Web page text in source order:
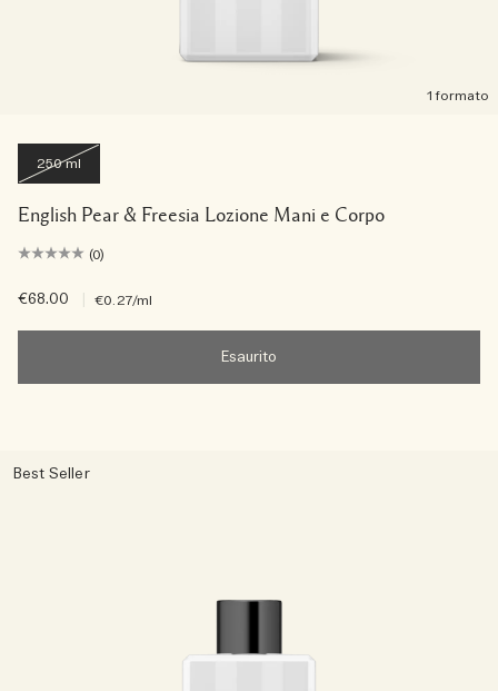
1 formato
250 ml
English Pear & Freesia Lozione Mani e Corpo
(0)
€68.00 €0.27/ml
Esaurito
Best Seller